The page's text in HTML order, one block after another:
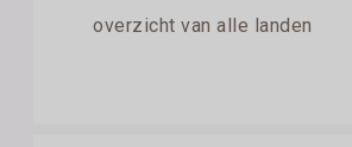
overzicht van alle landen